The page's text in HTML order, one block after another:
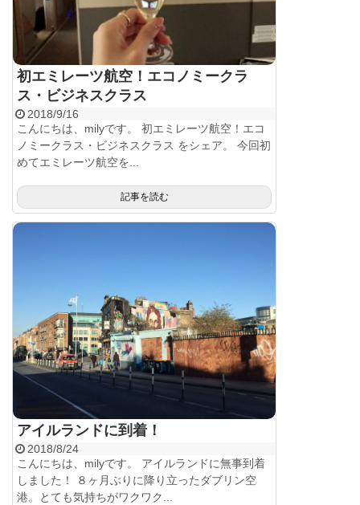
初エミレーツ航空！エコノミークラ
ス・ビジネスクラス
2018/9/16
こんにちは、milyです。 初エミレーツ航空！エコ
ノミークラス・ビジネスクラス をシェア。 今回初
めてエミレーツ航空を...
記事を読む
アイルランドに到着！
2018/8/24
こんにちは、milyです。 アイルランドに無事到着
しました！ ８ヶ月ぶりに降り立ったダブリン空
港。とても気持ちがワクワク...